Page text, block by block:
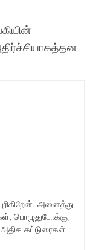
அனைத்து
பொழுதுபோக்கு,
அதிக கட்டுரைகள்